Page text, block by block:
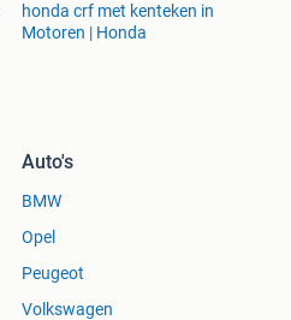
honda crf met kenteken in
Motoren | Honda
Auto's
BMW
Opel
Peugeot
Volkswagen